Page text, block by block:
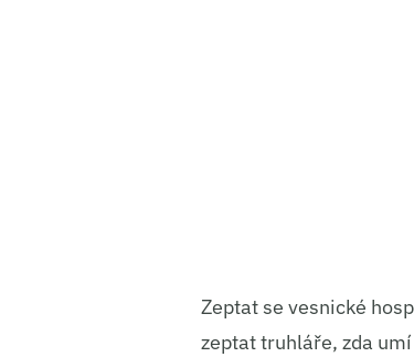
Zeptat se vesnické
zeptat truhláře, zda